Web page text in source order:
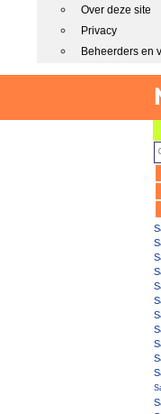
Over deze site
Privacy
Beheerders en